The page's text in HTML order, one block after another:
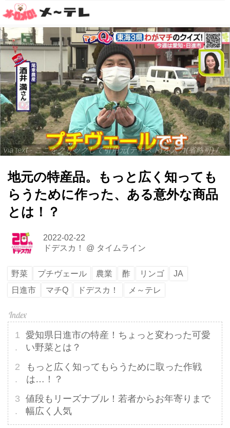
via text - ここをクリックして引用元(テキスト)を入力(省略可) / site.to.link.com - ここをクリックして引用元を入力(省略可)
地元の特産品。もっと広く知っても
らうために作った、ある意外な商品
とは！？
2022-02-22
ドデスカ！
@ タイムライン
野菜 プチヴェール 農業 酢 リンゴ
JA
日進市
マチQ ドデスカ！ メ～テレ
愛知県日進市の特産！ちょっと変わった可愛
い野菜とは？
もっと広く知ってもらうために取った作戦
は…！？
値段もリーズナブル！若者からお年寄りまで
幅広く人気